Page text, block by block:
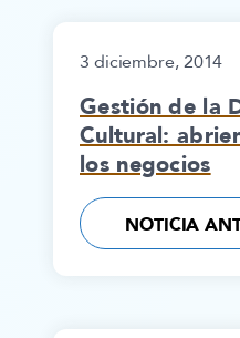
3 diciembre, 2014
Gestión de la
Cultural:
los negocios
NOTICIA